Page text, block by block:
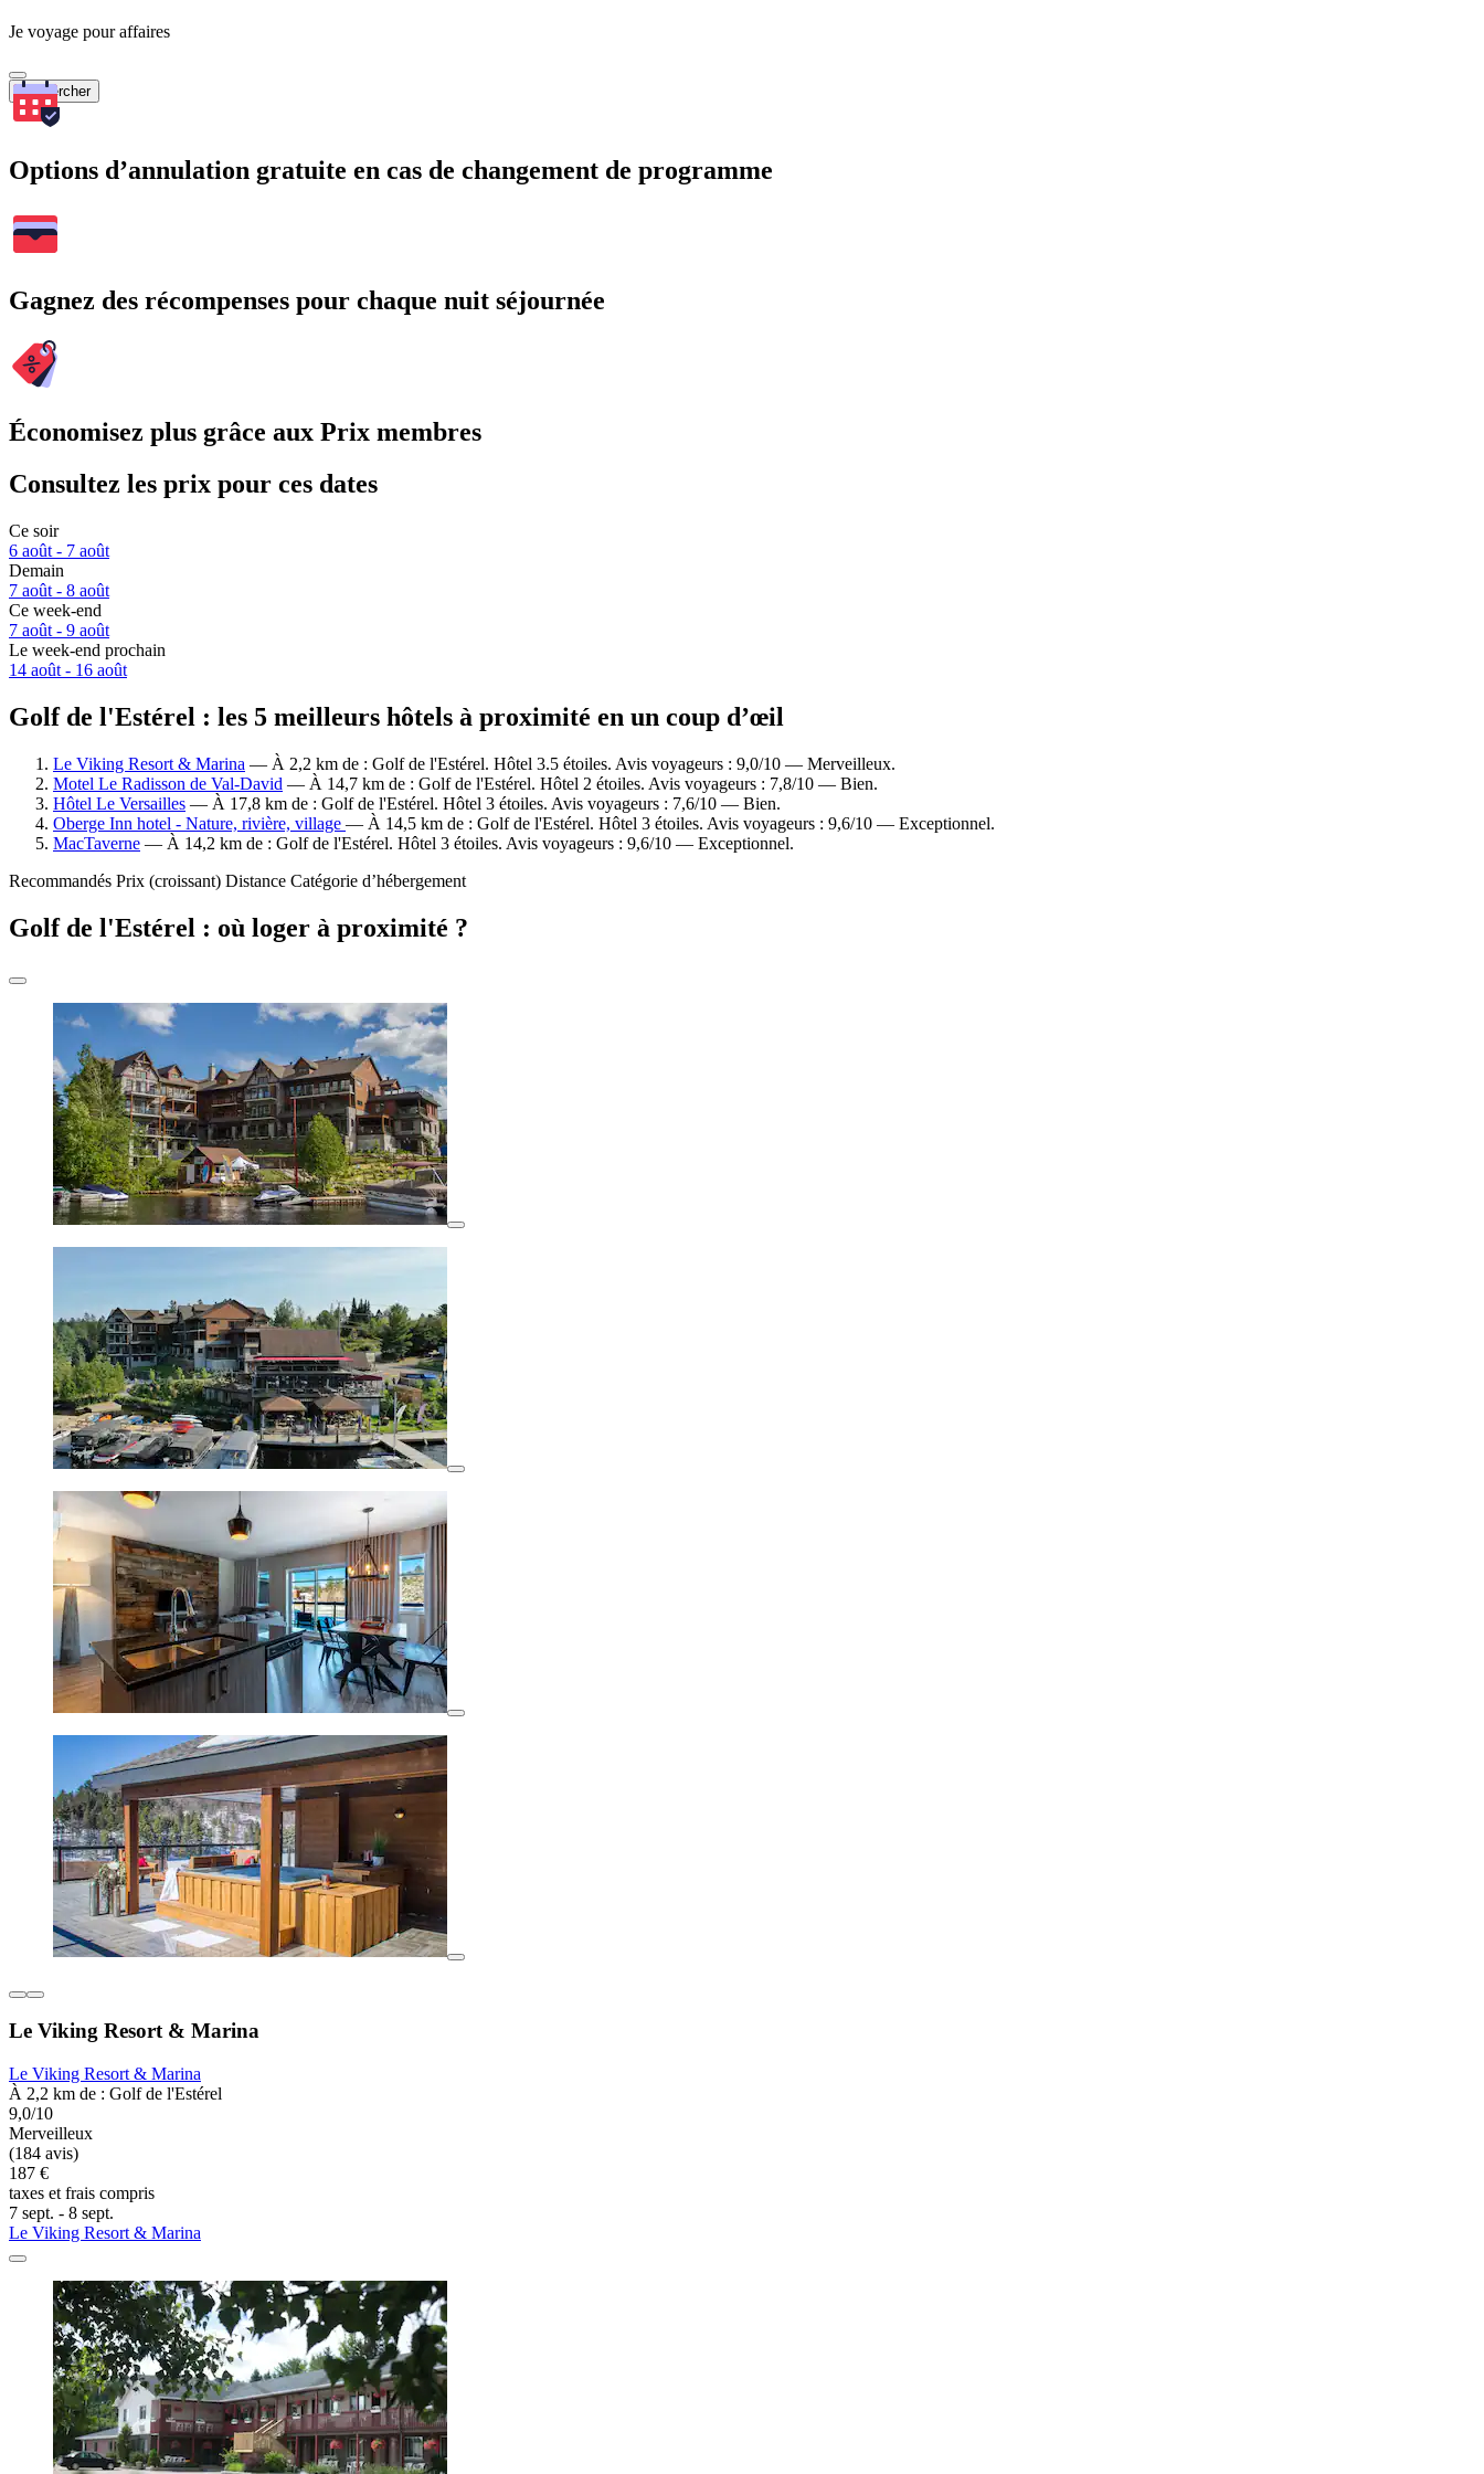
Je voyage pour affaires
Rechercher
Options d’annulation gratuite en cas de changement de programme
Gagnez des récompenses pour chaque nuit séjournée
Économisez plus grâce aux Prix membres
Consultez les prix pour ces dates
Ce soir
6 août - 7 août
Demain
7 août - 8 août
Ce week-end
7 août - 9 août
Le week-end prochain
14 août - 16 août
Golf de l'Estérel : les 5 meilleurs hôtels à proximité en un coup d’œil
Le Viking Resort & Marina — À 2,2 km de : Golf de l'Estérel. Hôtel 3.5 étoiles. Avis voyageurs : 9,0/10 — Merveilleux.
Motel Le Radisson de Val-David — À 14,7 km de : Golf de l'Estérel. Hôtel 2 étoiles. Avis voyageurs : 7,8/10 — Bien.
Hôtel Le Versailles — À 17,8 km de : Golf de l'Estérel. Hôtel 3 étoiles. Avis voyageurs : 7,6/10 — Bien.
Oberge Inn hotel - Nature, rivière, village — À 14,5 km de : Golf de l'Estérel. Hôtel 3 étoiles. Avis voyageurs : 9,6/10 — Exceptionnel.
MacTaverne — À 14,2 km de : Golf de l'Estérel. Hôtel 3 étoiles. Avis voyageurs : 9,6/10 — Exceptionnel.
Recommandés Prix (croissant) Distance Catégorie d’hébergement
Golf de l'Estérel : où loger à proximité ?
Le Viking Resort & Marina
Le Viking Resort & Marina
À 2,2 km de : Golf de l'Estérel
9,0/10
Merveilleux
(184 avis)
187 €
taxes et frais compris
7 sept. - 8 sept.
Le Viking Resort & Marina